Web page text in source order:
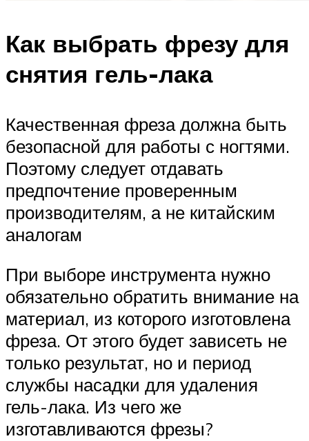
Как выбрать фрезу для
снятия гель-лака
Качественная фреза должна быть
безопасной для работы с ногтями.
Поэтому следует отдавать
предпочтение проверенным
производителям, а не китайским
аналогам
При выборе инструмента нужно
обязательно обратить внимание на
материал, из которого изготовлена
фреза. От этого будет зависеть не
только результат, но и период
службы насадки для удаления
гель-лака. Из чего же
изготавливаются фрезы?